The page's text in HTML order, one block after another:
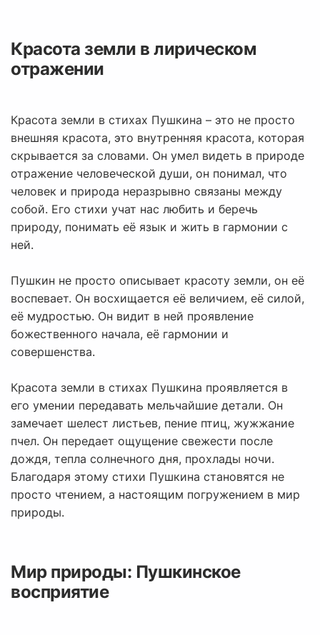
Красота земли в лирическом
отражении
Красота земли в стихах Пушкина – это не просто
внешняя красота, это внутренняя красота, которая
скрывается за словами. Он умел видеть в природе
отражение человеческой души, он понимал, что
человек и природа неразрывно связаны между
собой. Его стихи учат нас любить и беречь
природу, понимать её язык и жить в гармонии с
ней.
Пушкин не просто описывает красоту земли, он её
воспевает. Он восхищается её величием, её силой,
её мудростью. Он видит в ней проявление
божественного начала, её гармонии и
совершенства.
Красота земли в стихах Пушкина проявляется в
его умении передавать мельчайшие детали. Он
замечает шелест листьев, пение птиц, жужжание
пчел. Он передает ощущение свежести после
дождя, тепла солнечного дня, прохлады ночи.
Благодаря этому стихи Пушкина становятся не
просто чтением, а настоящим погружением в мир
природы.
Мир природы: Пушкинское
восприятие